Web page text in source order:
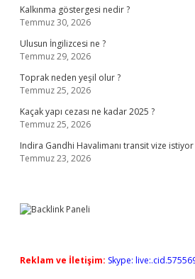
Kalkınma göstergesi nedir ?
Temmuz 30, 2026
Ulusun İngilizcesi ne ?
Temmuz 29, 2026
Toprak neden yeşil olur ?
Temmuz 25, 2026
Kaçak yapı cezası ne kadar 2025 ?
Temmuz 25, 2026
Indira Gandhi Havalimanı transit vize istiyor
Temmuz 23, 2026
Reklam ve İletişim: Skype: